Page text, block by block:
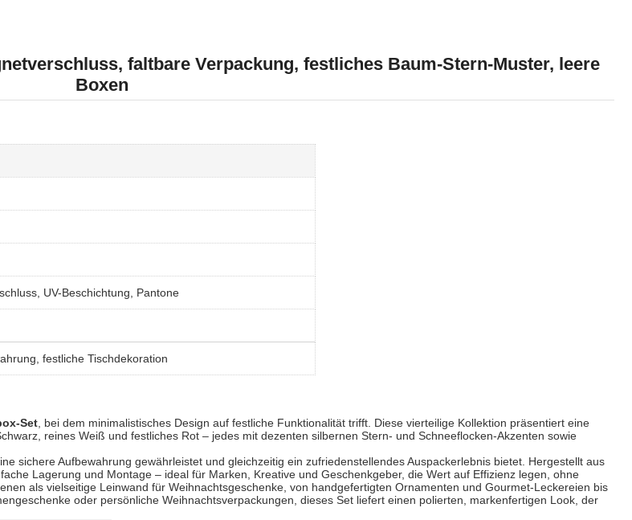
faltbare Verpackung, festliches Baum-Stern-Muster, leere
Boxen
UV-Beschichtung, Pantone
festliche Tischdekoration
Set , bei dem minimalistisches Design auf festliche Funktionalität trifft. Diese vierteilige Kollektion präsentiert eine
reines Weiß und festliches Rot – jedes mit dezenten silbernen Stern- und Schneeflocken-Akzenten sowie
sichere Aufbewahrung gewährleistet und gleichzeitig ein zufriedenstellendes Auspackerlebnis bietet. Hergestellt aus
Lagerung und Montage – ideal für Marken, Kreative und Geschenkgeber, die Wert auf Effizienz legen, ohne
als vielseitige Leinwand für Weihnachtsgeschenke, von handgefertigten Ornamenten und Gourmet-Leckereien bis
oder persönliche Weihnachtsverpackungen, dieses Set liefert einen polierten, markenfertigen Look, der